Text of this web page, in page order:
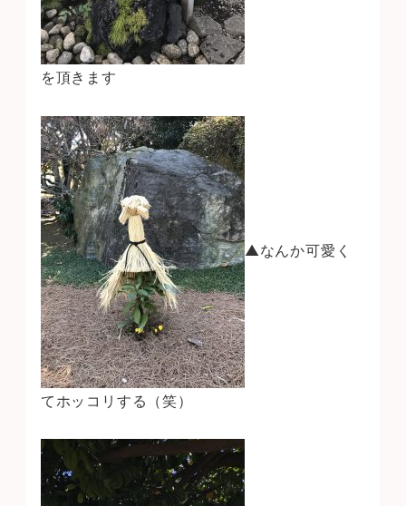
を頂きます
▲なんか可愛く
てホッコリする（笑）